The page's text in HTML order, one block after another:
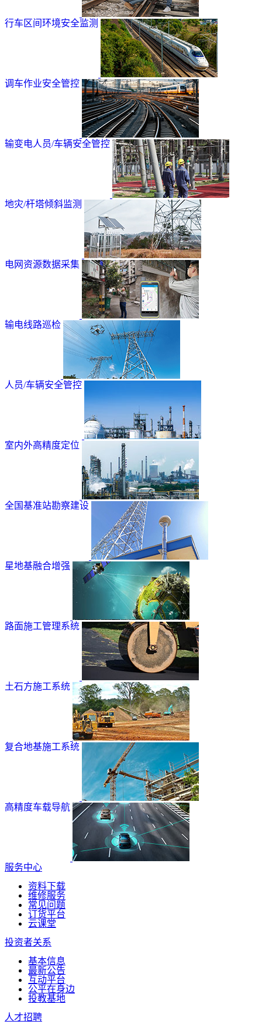
行车区间环境安全监测
调车作业安全管控
输变电人员/车辆安全管控
地灾/杆塔倾斜监测
电网资源数据采集
输电线路巡检
人员/车辆安全管控
室内外高精度定位
全国基准站勘察建设
星地基融合增强
路面施工管理系统
土石方施工系统
复合地基施工系统
高精度车载导航
服务中心
资料下载
维修服务
常见问题
订货平台
云课堂
投资者关系
基本信息
最新公告
互动平台
公平在身边
投教基地
人才招聘